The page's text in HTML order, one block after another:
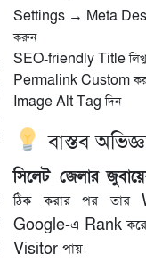
Settings → Meta
করুন
SEO-friendly Title
Permalink Custom
Image Alt Tag দিন
বাস্তব
সিলেট জেলার
ঠিক করার পর তার
Google-এ Rank
Visitor পায়।